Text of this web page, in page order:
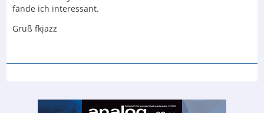
fände ich interessant.
Gruß fkjazz